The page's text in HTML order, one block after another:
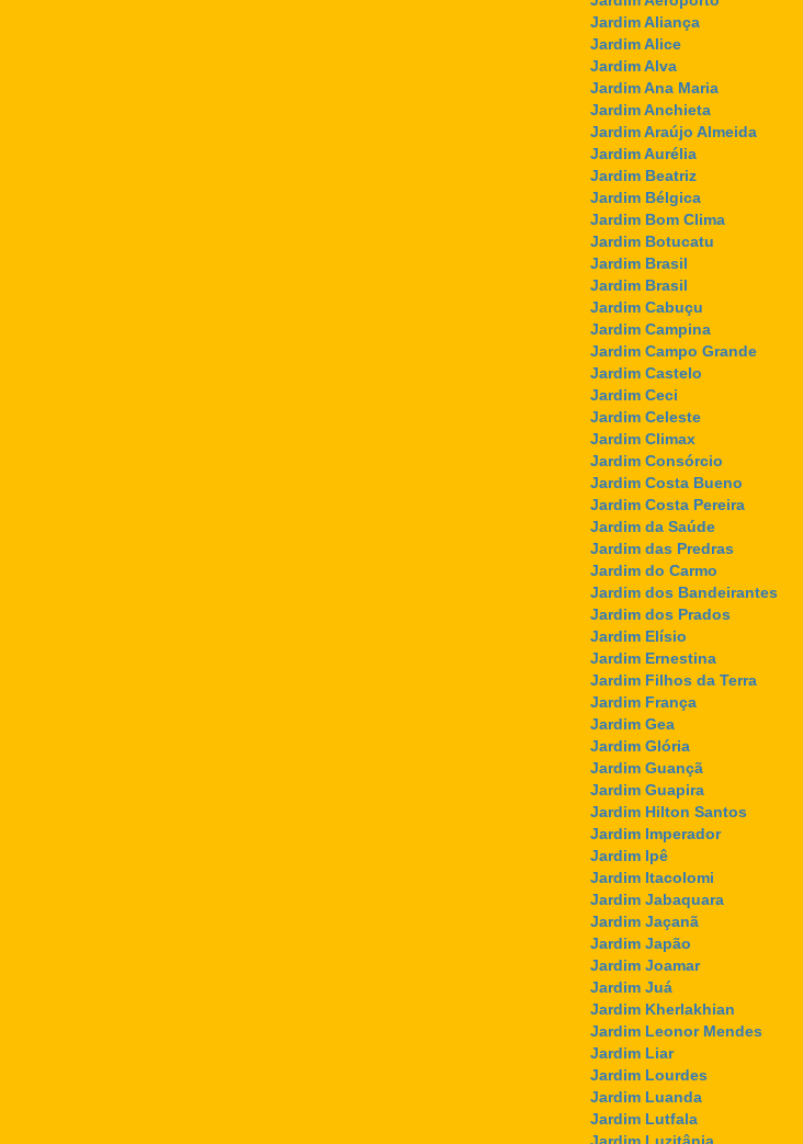
Jardim Aliança
Jardim Alice
Jardim Alva
Jardim Ana Maria
Jardim Anchieta
Jardim Araújo Almeida
Jardim Aurélia
Jardim Beatriz
Jardim Bélgica
Jardim Bom Clima
Jardim Botucatu
Jardim Brasil
Jardim Brasil
Jardim Cabuçu
Jardim Campina
Jardim Campo Grande
Jardim Castelo
Jardim Ceci
Jardim Celeste
Jardim Climax
Jardim Consórcio
Jardim Costa Bueno
Jardim Costa Pereira
Jardim da Saúde
Jardim das Predras
Jardim do Carmo
Jardim dos Bandeirantes
Jardim dos Prados
Jardim Elísio
Jardim Ernestina
Jardim Filhos da Terra
Jardim França
Jardim Gea
Jardim Glória
Jardim Guançã
Jardim Guapira
Jardim Hilton Santos
Jardim Imperador
Jardim Ipê
Jardim Itacolomi
Jardim Jabaquara
Jardim Jaçanã
Jardim Japão
Jardim Joamar
Jardim Juá
Jardim Kherlakhian
Jardim Leonor Mendes
Jardim Liar
Jardim Lourdes
Jardim Luanda
Jardim Lutfala